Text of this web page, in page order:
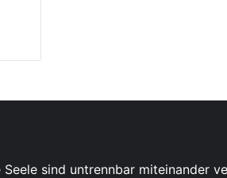
sind untrennbar miteinander